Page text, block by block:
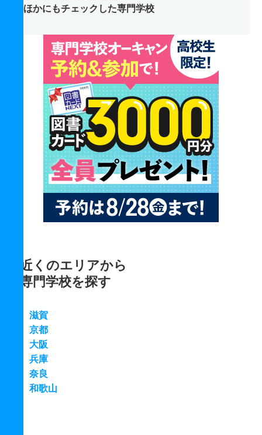
ほかにもチェックした専門学校
近くのエリアから
専門学校を探す
滋賀
京都
大阪
兵庫
奈良
和歌山